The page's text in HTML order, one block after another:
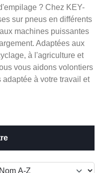
? Chez KEY-
sur pneus en différents
machines puissantes
Adaptées aux
à l'agriculture et
vous aidons volontiers
à votre travail et